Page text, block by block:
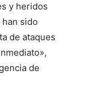
y heridos
sido
de ataques
de